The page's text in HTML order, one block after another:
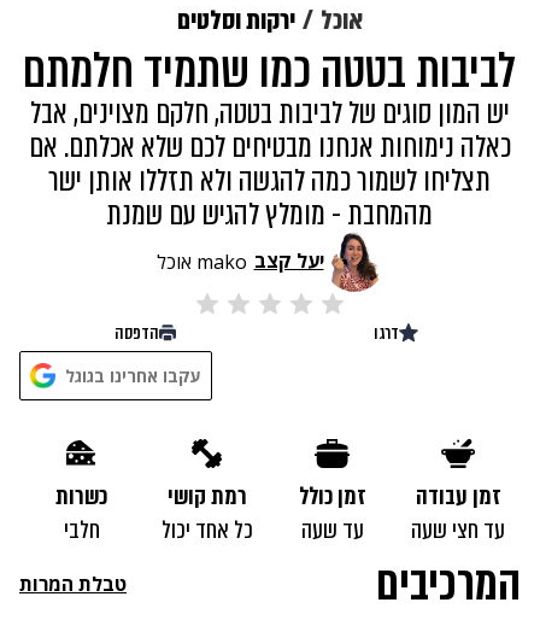
אוכל ירקות וסלטים
לביבות בטטה כמו שתמיד חלמתם
יש המון סוגים של לביבות בטטה, חלקם מצוינים, אבל
כאלה נימוחות אנחנו מבטיחים לכם שלא אכלתם. אם
תצליחו לשמור כמה להגשה ולא תזללו אותן ישר
מהמחבת - מומלץ להגיש עם שמנת
יעל קצב mako אוכל
דרגו הדפסה
עקבו אחרינו בגוגל
זמן עבודה
עד חצי שעה
זמן כולל
עד שעה
רמת קושי
כל אחד יכול
כשרות
חלבי
המרכיבים טבלת המרות